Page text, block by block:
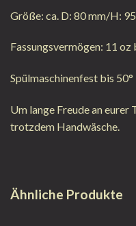
Größe: ca. D: 80 mm/H:
Fassungsvermögen: 11 oz
Spülmaschinenfest bis 50°
Um lange Freude an eurer
trotzdem Handwäsche.
Ähnliche Produkte